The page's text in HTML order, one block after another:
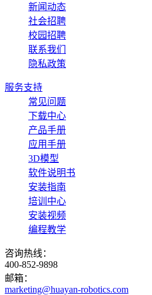
新闻动态
社会招聘
校园招聘
联系我们
隐私政策
服务支持
常见问题
下载中心
产品手册
应用手册
3D模型
软件说明书
安装指南
培训中心
安装视频
编程教学
咨询热线：
400-852-9898
邮箱：
marketing@huayan-robotics.com